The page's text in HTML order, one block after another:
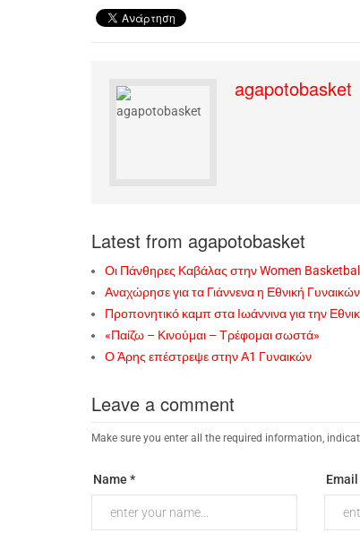
agapotobasket
Latest from agapotobasket
Οι Πάνθηρες Καβάλας στην Women
Αναχώρησε για τα Γιάννενα η Εθνική Γυναικών
Προπονητικό καμπ στα Ιωάννινα για την
«Παίζω – Κινούμαι – Τρέφομαι σωστά»
Ο Άρης επέστρεψε στην Α1 Γυναικών
Leave a comment
Make sure you enter all the required information,
Name *